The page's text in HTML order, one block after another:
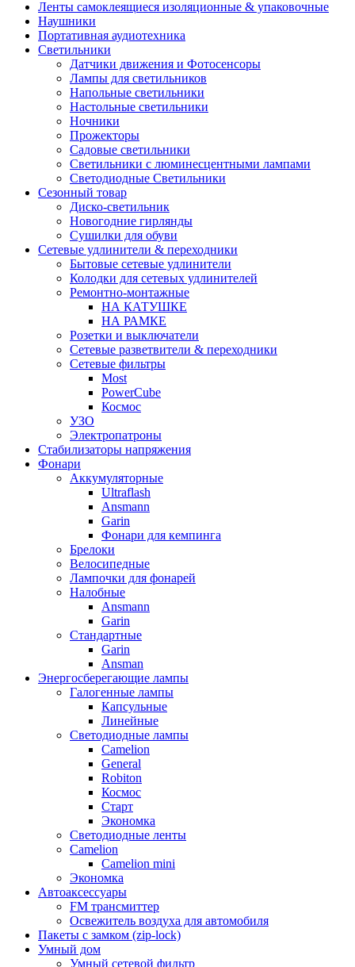
Ленты самоклеящиеся изоляционные & упаковочные
Наушники
Портативная аудиотехника
Светильники
Датчики движения и Фотосенсоры
Лампы для светильников
Напольные светильники
Настольные светильники
Ночники
Прожекторы
Садовые светильники
Светильники с люминесцентными лампами
Светодиодные Светильники
Сезонный товар
Диско-светильник
Новогодние гирлянды
Сушилки для обуви
Сетевые удлинители & переходники
Бытовые сетевые удлинители
Колодки для сетевых удлинителей
Ремонтно-монтажные
НА КАТУШКЕ
НА РАМКЕ
Розетки и выключатели
Сетевые разветвители & переходники
Сетевые фильтры
Most
PowerCube
Космос
УЗО
Электропатроны
Стабилизаторы напряжения
Фонари
Аккумуляторные
Ultraflash
Ansmann
Garin
Фонари для кемпинга
Брелоки
Велосипедные
Лампочки для фонарей
Налобные
Ansmann
Garin
Стандартные
Garin
Ansman
Энергосберегающие лампы
Галогенные лампы
Капсульные
Линейные
Светодиодные лампы
Camelion
General
Robiton
Космос
Старт
Экономка
Светодиодные ленты
Camelion
Camelion mini
Экономка
Автоаксессуары
FM трансмиттер
Освежитель воздуха для автомобиля
Пакеты с замком (zip-lock)
Умный дом
Умный сетевой фильтр